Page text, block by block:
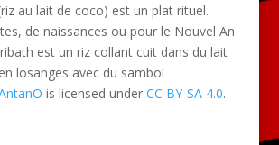
au lait de coco) est un plat rituel.
de naissances ou pour le Nouvel An
est un riz collant cuit dans du lait
losanges avec du sambol
is licensed under CC BY-SA 4.0.